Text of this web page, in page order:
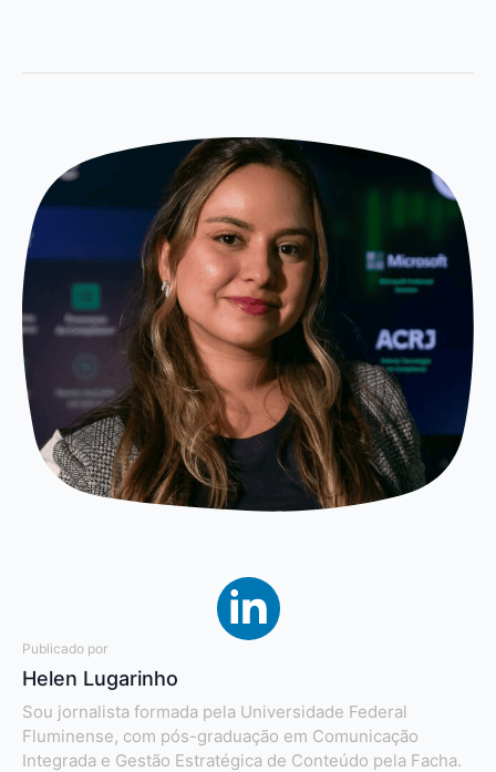
Publicado por
Helen Lugarinho
Sou jornalista formada pela Universidade Federal
Fluminense, com pós-graduação em Comunicação
Integrada e Gestão Estratégica de Conteúdo pela Facha.